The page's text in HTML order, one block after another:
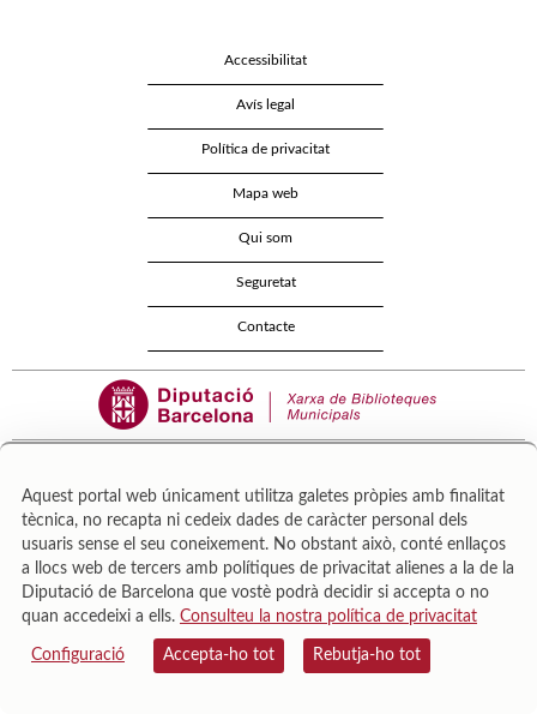
Accessibilitat
Avís legal
Política de privacitat
Mapa web
Qui som
Seguretat
Contacte
Área de Cultura – Gerència de Serveis de Biblioteques. Zamora, 73. 08018 Barcelona. Tel:
943 022 222.
© Il·lustracions: Txesco Montalt · Esther Pradell · Agustín Comotto · David Maynar · Pam
López · Vanesa Rovira
Aquest portal web únicament utilitza galetes pròpies amb finalitat
tècnica, no recapta ni cedeix dades de caràcter personal dels
usuaris sense el seu coneixement. No obstant això, conté enllaços
a llocs web de tercers amb polítiques de privacitat alienes a la de la
Diputació de Barcelona que vostè podrà decidir si accepta o no
quan accedeixi a ells. Consulteu la nostra política de privacitat
Configuració Accepta-ho tot Rebutja-ho tot